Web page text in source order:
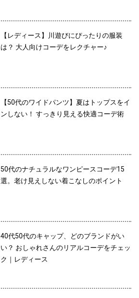
【レディース】川遊びにぴったりの服装
は？ 大人向けコーデをレクチャー♪
【50代のワイドパンツ】夏はトップスをイ
ンしない！ すっきり見える快適コーデ術
50代のナチュラルなワンピースコーデ15
選。老け見えしない着こなしのポイント
40代50代のキャップ、どのブランドがい
い？ おしゃれさんのリアルコーデをチェッ
ク｜レディース